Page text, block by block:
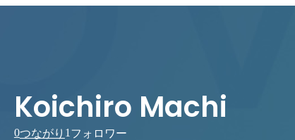
Koichiro Machi
0つながり 1 フォロワー